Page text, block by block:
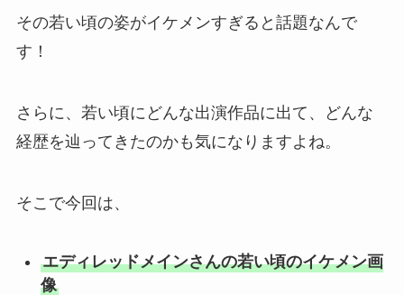
その若い頃の姿がイケメンすぎると話題なんで
す！
さらに、若い頃にどんな出演作品に出て、どんな
経歴を辿ってきたのかも気になりますよね。
そこで今回は、
エディレッドメインさんの若い頃のイケメン画
像